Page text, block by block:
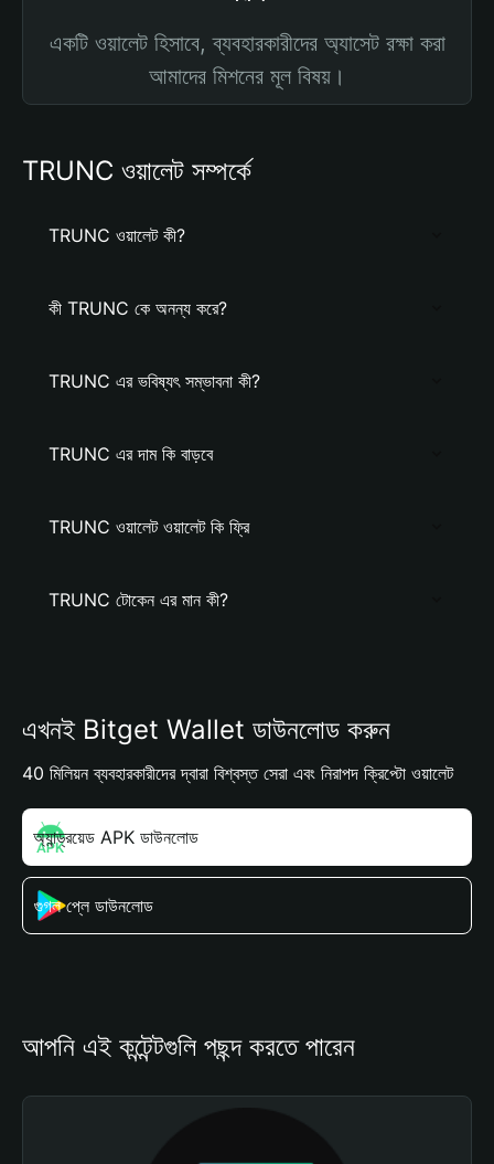
একটি ওয়ালেট হিসাবে, ব্যবহারকারীদের অ্যাসেট রক্ষা করা
আমাদের মিশনের মূল বিষয়।
TRUNC ওয়ালেট সম্পর্কে
TRUNC ওয়ালেট কী?
কী TRUNC কে অনন্য করে?
TRUNC এর ভবিষ্যৎ সম্ভাবনা কী?
TRUNC এর দাম কি বাড়বে
TRUNC ওয়ালেট ওয়ালেট কি ফ্রি
TRUNC টোকেন এর মান কী?
এখনই Bitget Wallet ডাউনলোড করুন
40 মিলিয়ন ব্যবহারকারীদের দ্বারা বিশ্বস্ত সেরা এবং নিরাপদ ক্রিপ্টো ওয়ালেট
অ্যান্ড্রয়েড APK ডাউনলোড
গুগল প্লে ডাউনলোড
আপনি এই কন্টেন্টগুলি পছন্দ করতে পারেন